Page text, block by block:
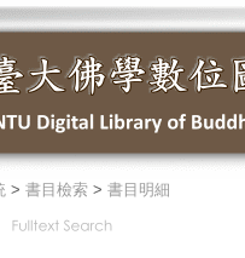
> 書目檢索> 書目明細